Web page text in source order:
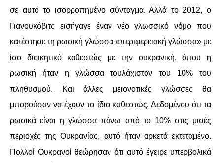
σε αυτό το ισορροπημένο σύνταγμα. Αλλά το 2012, ο
Γιανουκόβιτς εισήγαγε έναν νέο γλωσσικό νόμο που
κατέστησε τη ρωσική γλώσσα «περιφερειακή γλώσσα» με
ίσο διοικητικό καθεστώς με την ουκρανική, όπου η
ρωσική ήταν η γλώσσα τουλάχιστον του 10% του
πληθυσμού. Και άλλες μειονοτικές γλώσσες θα
μπορούσαν να έχουν το ίδιο καθεστώς. Δεδομένου ότι τα
ρωσικά είναι η γλώσσα πάνω από το 10% στις μισές
περιοχές της Ουκρανίας, αυτό ήταν αρκετά εκτεταμένο.
Πολλοί Ουκρανοί θεώρησαν ότι αυτό έγειρε υπερβολικά